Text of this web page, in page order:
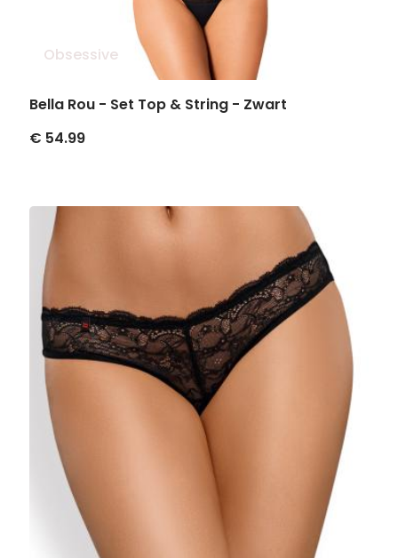
Obsessive
Bella Rou - Set Top & String - Zwart
€ 54.99